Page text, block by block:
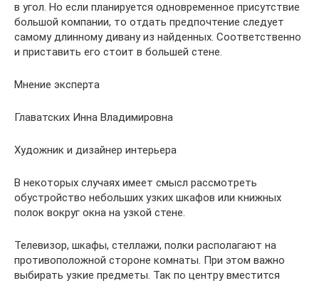
в угол. Но если планируется одновременное присутствие
большой компании, то отдать предпочтение следует
самому длинному дивану из найденных. Соответственно
и приставить его стоит в большей стене.
Мнение эксперта
Главатских Инна Владимировна
Художник и дизайнер интерьера
В некоторых случаях имеет смысл рассмотреть
обустройство небольших узких шкафов или книжных
полок вокруг окна на узкой стене.
Телевизор, шкафы, стеллажи, полки располагают на
противоположной стороне комнаты. При этом важно
выбирать узкие предметы. Так по центру вместится